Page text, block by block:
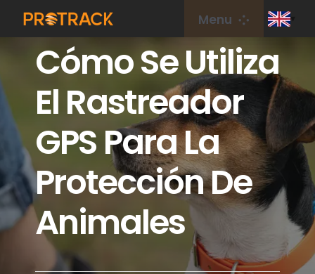
Skip
content
Menu
Home
GPS Tracker
GPS Platform
IoT Card
coverage
Cómo Se Utiliza
El Rastreador
GPS Para La
Protección De
Animales